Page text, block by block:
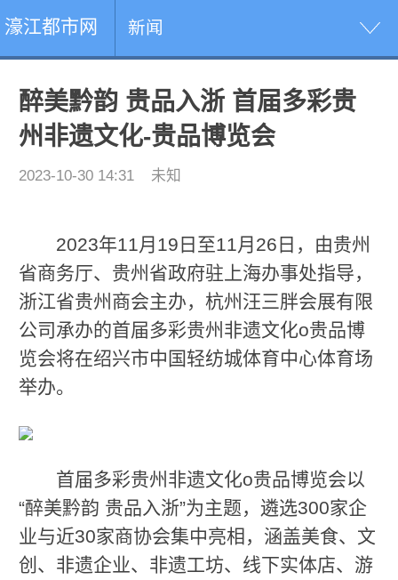
濠江都市网 新闻
醉美黔韵 贵品入浙 首届多彩贵
州非遗文化-贵品博览会
2023-10-30 14:31 未知
2023年11月19日至11月26日，由贵州
省商务厅、贵州省政府驻上海办事处指导，
浙江省贵州商会主办，杭州汪三胖会展有限
公司承办的首届多彩贵州非遗文化o贵品博
览会将在绍兴市中国轻纺城体育中心体育场
举办。
首届多彩贵州非遗文化o贵品博览会以
“醉美黔韵 贵品入浙”为主题，遴选300家企
业与近30家商协会集中亮相，涵盖美食、文
创、非遗企业、非遗工坊、线下实体店、游